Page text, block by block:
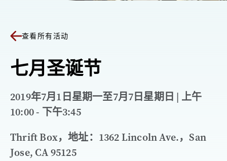
查看所有活动
七月圣诞节
2019年7月1日星期一至7月7日星期日 | 上午
10:00 - 下午3:45
Thrift Box，地址：1362 Lincoln Ave.，San
Jose, CA 95125